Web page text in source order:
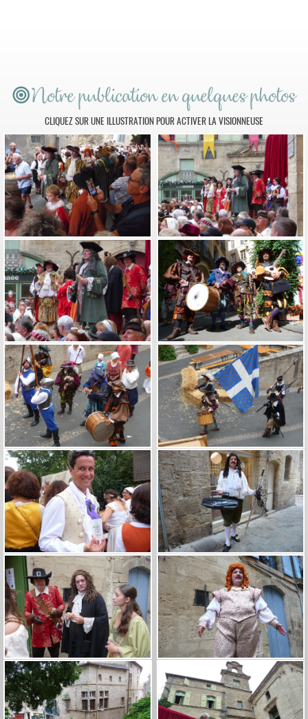
Notre publication en quelques photos
CLIQUEZ SUR UNE ILLUSTRATION POUR ACTIVER LA VISIONNEUSE